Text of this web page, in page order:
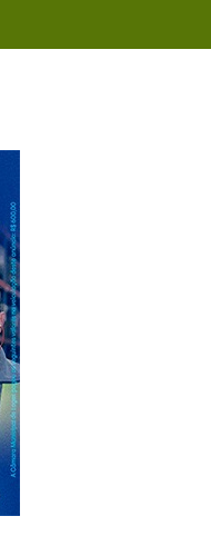
em São Joaquim